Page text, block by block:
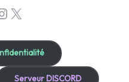
X
Serveur DISCORD